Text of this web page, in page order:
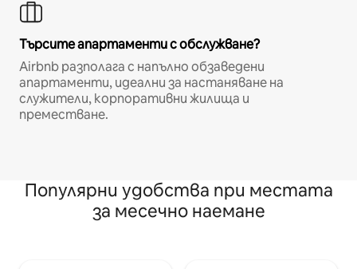
Търсите апартаменти с обслужване?
Airbnb разполага с напълно обзаведени
апартаменти, идеални за настаняване на
служители, корпоративни жилища и
преместване.
Популярни удобства при местата
за месечно наемане